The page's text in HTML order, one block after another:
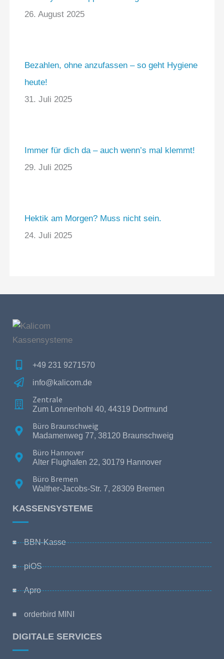
26. August 2025
Bezahlen, ohne anzufassen – so geht Hygiene
heute!
31. Juli 2025
Immer für dich da – auch wenn’s mal klemmt!
29. Juli 2025
Hektik am Morgen? Muss nicht sein.
24. Juli 2025
+49 231 9271570
info@kalicom.de
Zentrale
Zum Lonnenhohl 40, 44319 Dortmund
Büro Braunschweig
Madamenweg 77, 38120 Braunschweig
Büro Hannover
Alter Flughafen 22, 30179 Hannover
Büro Bremen
Walther-Jacobs-Str. 7, 28309 Bremen
KASSENSYSTEME
BBN-Kasse
piOS
Apro
orderbird MINI
DIGITALE SERVICES